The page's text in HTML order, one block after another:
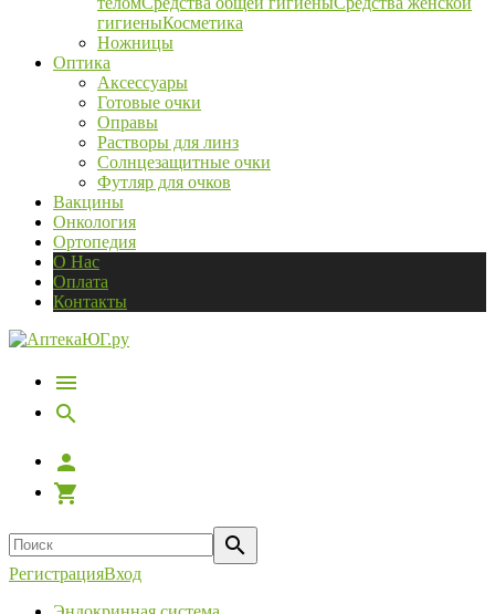
гигиеныКосметика
Ножницы
Оптика
Аксессуары
Готовые очки
Оправы
Растворы для линз
Солнцезащитные очки
Футляр для очков
Вакцины
Онкология
Ортопедия
О Нас
Оплата
Контакты
РегистрацияВход